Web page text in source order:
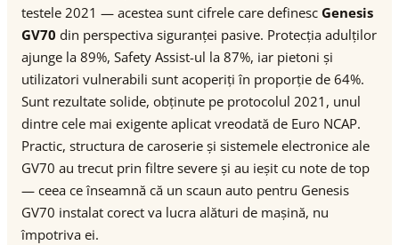
testele 2021 — acestea sunt cifrele care definesc Genesis
GV70 din perspectiva siguranței pasive. Protecția adulților
ajunge la 89%, Safety Assist-ul la 87%, iar pietoni și
utilizatori vulnerabili sunt acoperiți în proporție de 64%.
Sunt rezultate solide, obținute pe protocolul 2021, unul
dintre cele mai exigente aplicat vreodată de Euro NCAP.
Practic, structura de caroserie și sistemele electronice ale
GV70 au trecut prin filtre severe și au ieșit cu note de top
— ceea ce înseamnă că un scaun auto pentru Genesis
GV70 instalat corect va lucra alături de mașină, nu
împotriva ei.